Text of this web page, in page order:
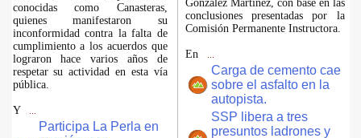
conocidas como Canasteras,
quienes manifestaron su
inconformidad contra la falta de
cumplimiento a los acuerdos que
lograron hace varios años de
respetar su actividad en esta vía
pública.
Y
Participa La Perla en
González Martínez, con base en las
conclusiones presentadas por la
Comisión Permanente Instructora.
En
Carga de cemento cae
sobre el asfalto en la
autopista.
SSP libera a tres
presuntos ladrones y